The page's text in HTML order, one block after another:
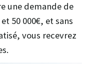
une demande de
50 000€, et sans
vous recevrez